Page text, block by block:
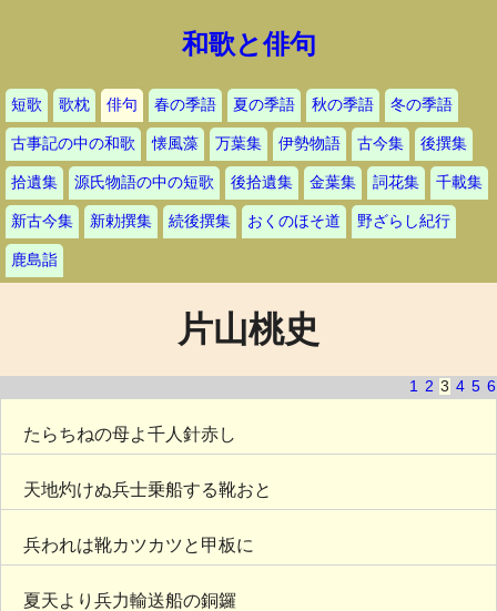
和歌と俳句
短歌 歌枕 俳句 春の季語 夏の季語 秋の季語 冬の季語
古事記の中の和歌 懐風藻 万葉集 伊勢物語 古今集 後撰集
拾遺集 源氏物語の中の短歌 後拾遺集 金葉集 詞花集 千載集
新古今集 新勅撰集 続後撰集 おくのほそ道 野ざらし紀行
鹿島詣
片山桃史
1 2 3 4 5 6
たらちねの母よ千人針赤し
天地灼けぬ兵士乗船する靴おと
兵われは靴カツカツと甲板に
夏天より兵力輸送船の銅鑼